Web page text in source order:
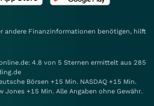
andere Finanzinformationen benötigen, hilft
4.8 von 5 Sternen ermittelt aus 285
Börsen +15 Min. NASDAQ +15 Min.
Jones +15 Min. Alle Angaben ohne Gewähr.